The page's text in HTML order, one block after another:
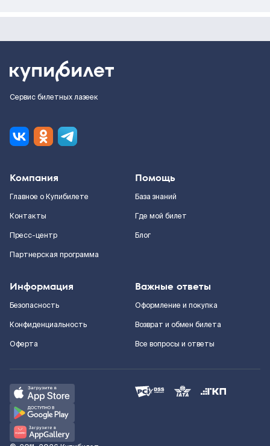
Сервис билетных лазеек
Компания
Главное о Купибилете
Контакты
Пресс-центр
Партнерская программа
Помощь
База знаний
Где мой билет
Блог
Информация
Безопасность
Конфиденциальность
Оферта
Важные ответы
Оформление и покупка
Возврат и обмен билета
Все вопросы и ответы